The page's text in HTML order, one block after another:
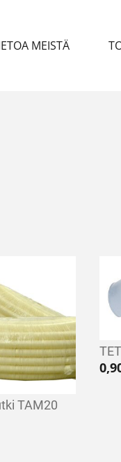
MEISTÄ
TAM20